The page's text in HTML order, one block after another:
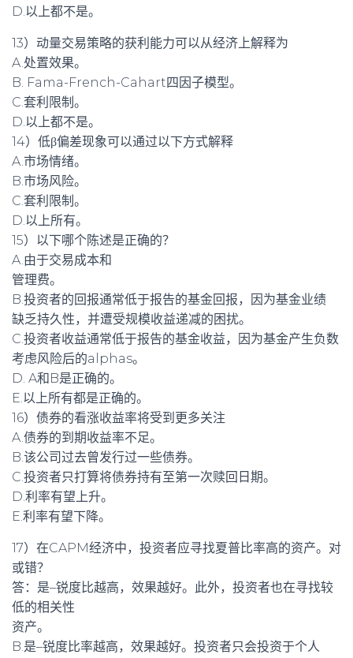
D.以上都不是。
13）动量交易策略的获利能力可以从经济上解释为
A.处置效果。
B. Fama-French-Cahart四因子模型。
C.套利限制。
D.以上都不是。
14）低β偏差现象可以通过以下方式解释
A.市场情绪。
B.市场风险。
C.套利限制。
D.以上所有。
15）以下哪个陈述是正确的？
A.由于交易成本和
管理费。
B.投资者的回报通常低于报告的基金回报，因为基金业绩
缺乏持久性，并遭受规模收益递减的困扰。
C.投资者收益通常低于报告的基金收益，因为基金产生负数
考虑风险后的alphas。
D. A和B是正确的。
E.以上所有都是正确的。
16）债券的看涨收益率将受到更多关注
A.债券的到期收益率不足。
B.该公司过去曾发行过一些债券。
C.投资者只打算将债券持有至第一次赎回日期。
D.利率有望上升。
E.利率有望下降。
17）在CAPM经济中，投资者应寻找夏普比率高的资产。对
或错？
答：是–锐度比越高，效果越好。此外，投资者也在寻找较
低的相关性
资产。
B.是–锐度比率越高，效果越好。投资者只会投资于个人